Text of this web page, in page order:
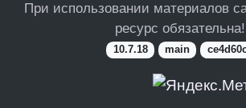
При использовании материалов
ресурс обязательна!
10.7.18 main